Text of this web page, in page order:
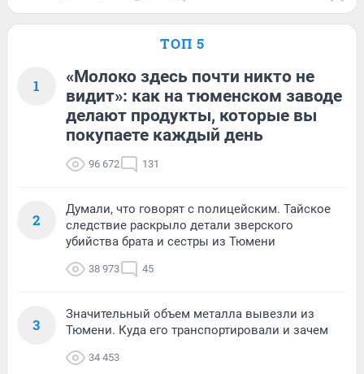
ТОП 5
1
«Молоко здесь почти никто не
видит»: как на тюменском заводе
делают продукты, которые вы
покупаете каждый день
96 672 131
2
Думали, что говорят с полицейским. Тайское
следствие раскрыло детали зверского
убийства брата и сестры из Тюмени
38 973 45
3
Значительный объем металла вывезли из
Тюмени. Куда его транспортировали и зачем
34 453